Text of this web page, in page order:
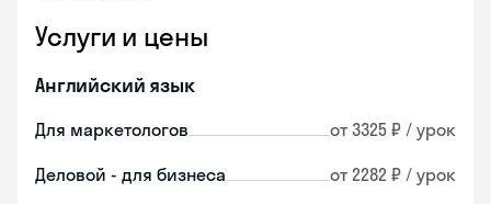
Услуги и цены
Английский язык
Для маркетологов от 3325 ₽ / урок
Деловой - для бизнеса от 2282 ₽ / урок